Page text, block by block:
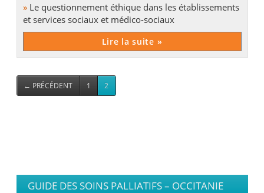
»Le questionnement éthique dans les établissements
et services sociaux et médico-sociaux
Lire la suite »
← PRÉCÉDENT 1 2
GUIDE DES SOINS PALLIATIFS – OCCITANIE